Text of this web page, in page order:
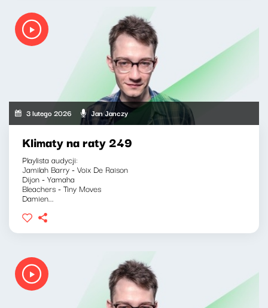
3 lutego 2026 Jan Janczy
Klimaty na raty 249
Playlista audycji:
Jamilah Barry - Voix De Raison
Dijon - Yamaha
Bleachers - Tiny Moves
Damien...